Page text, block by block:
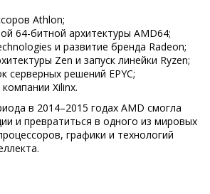
Athlon;
64-битной архитектуры AMD64;
и развитие бренда Radeon;
Zen и запуск линейки Ryzen;
серверных решений EPYC;
Xilinx.
в 2014–2015 годах AMD смогла
и превратиться в одного из мировых
графики и технологий